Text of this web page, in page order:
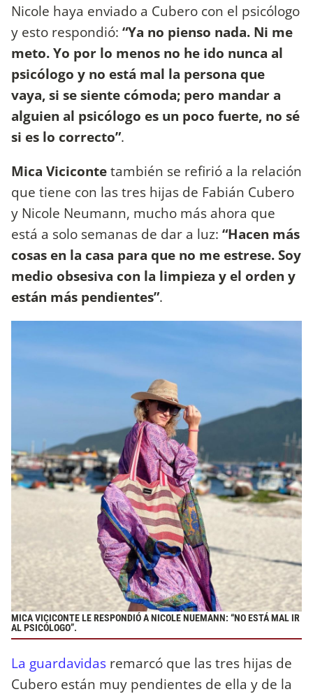
Nicole haya enviado a Cubero con el psicólogo
y esto respondió: “Ya no pienso nada. Ni me
meto. Yo por lo menos no he ido nunca al
psicólogo y no está mal la persona que
vaya, si se siente cómoda; pero mandar a
alguien al psicólogo es un poco fuerte, no sé
si es lo correcto”.
Mica Vicicontetambién se refirió a la relación
que tiene con las tres hijas de Fabián Cubero
y Nicole Neumann, mucho más ahora que
está a solo semanas de dar a luz: “Hacen más
cosas en la casa para que no me estrese. Soy
medio obsesiva con la limpieza y el orden y
están más pendientes”.
MICA VICICONTE LE RESPONDIÓ A NICOLE NUEMANN: “NO ESTÁ MAL IR
AL PSICÓLOGO”.
La guardavidas remarcó que las tres hijas de
Cubero están muy pendientes de ella y de la